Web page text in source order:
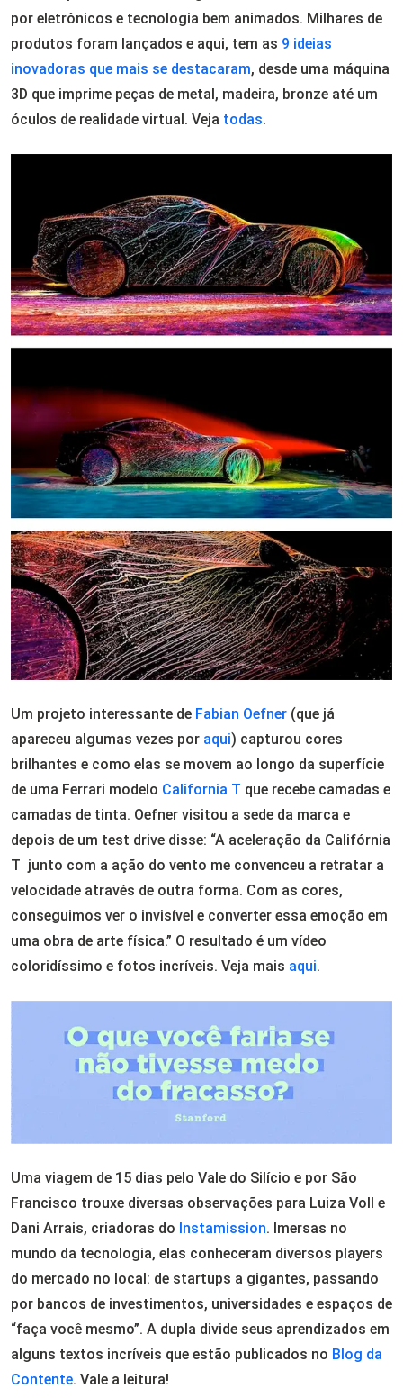
por eletrônicos e tecnologia bem animados. Milhares de
produtos foram lançados e aqui, tem as 9 ideias
inovadoras que mais se destacaram, desde uma máquina
3D que imprime peças de metal, madeira, bronze até um
óculos de realidade virtual. Veja todas.
Um projeto interessante de Fabian Oefner (que já
apareceu algumas vezes por aqui) capturou cores
brilhantes e como elas se movem ao longo da superfície
de uma Ferrari modelo California T que recebe camadas e
camadas de tinta. Oefner visitou a sede da marca e
depois de um test drive disse: “A aceleração da Califórnia
T junto com a ação do vento me convenceu a retratar a
velocidade através de outra forma. Com as cores,
conseguimos ver o invisível e converter essa emoção em
uma obra de arte física.” O resultado é um vídeo
coloridíssimo e fotos incríveis. Veja mais aqui.
Uma viagem de 15 dias pelo Vale do Silício e por São
Francisco trouxe diversas observações para Luiza Voll e
Dani Arrais, criadoras do Instamission. Imersas no
mundo da tecnologia, elas conheceram diversos players
do mercado no local: de startups a gigantes, passando
por bancos de investimentos, universidades e espaços de
“faça você mesmo”. A dupla divide seus aprendizados em
alguns textos incríveis que estão publicados no Blog da
Contente. Vale a leitura!